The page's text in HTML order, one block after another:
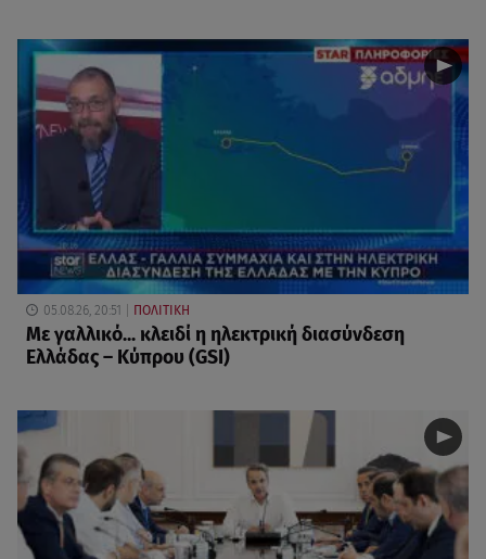
05.08.26, 20:51 ΠΟΛΙΤΙΚΗ
Με γαλλικό... κλειδί η ηλεκτρική διασύνδεση
Ελλάδας – Κύπρου (GSI)